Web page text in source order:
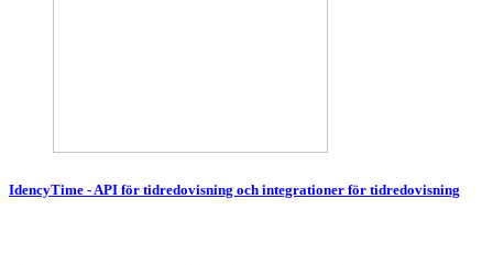
IdencyTime - API för tidredovisning och integrationer för tidredovisning